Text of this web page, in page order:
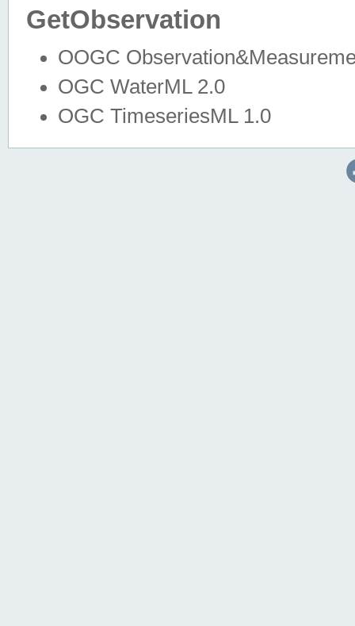
GetObservation
OOGC
OGC WaterML 2.0
OGC TimeseriesML 1.0